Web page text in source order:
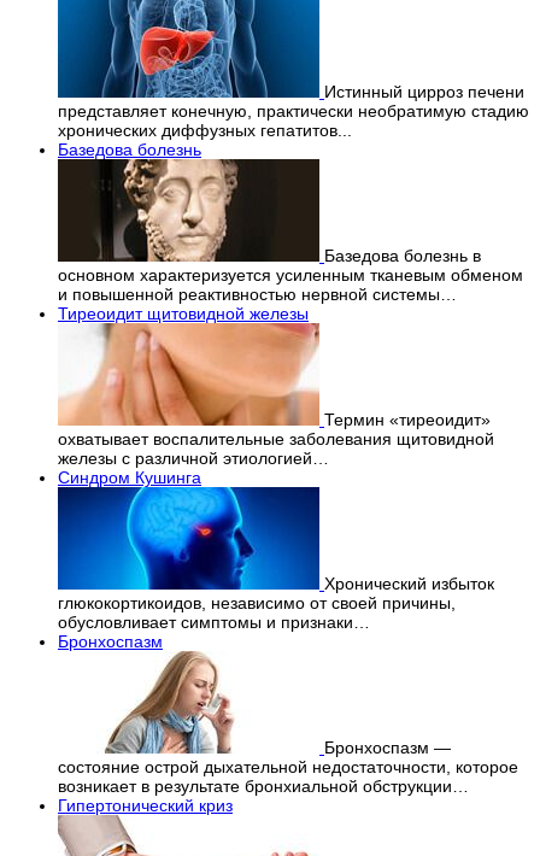
Истинный цирроз печени
представляет конечную, практически необратимую стадию
хронических диффузных гепатитов...
Базедова болезнь
Базедова болезнь в
основном характеризуется усиленным тканевым обменом
и повышенной реактивностью нервной системы…
Тиреоидит щитовидной железы
Термин «тиреоидит»
охватывает воспалительные заболевания щитовидной
железы с различной этиологией…
Синдром Кушинга
Хронический избыток
глюкокортикоидов, независимо от своей причины,
обусловливает симптомы и признаки…
Бронхоспазм
Бронхоспазм —
состояние острой дыхательной недостаточности, которое
возникает в результате бронхиальной обструкции…
Гипертонический криз